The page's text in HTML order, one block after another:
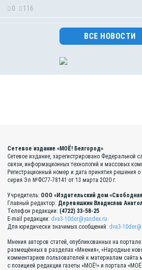
0 116
ВСЕ НОВОСТИ
Сетевое издание «МОЁ! Белгород»
Сетевое издание, зарегистрировано Федеральной
связи, информационных технологий и массовых
Регистрационный номер и дата принятия решения о
серия Эл №ФС77-78141 от 13 марта 2020 г.
Учредитель: ООО «Издательский дом
Главный редактор: Деревяшкин Владислав
Телефон редакции: (4722) 33-58-25
E-mail редакции: dva3-10der@yandex.ru
Для юридически значимых сообщений: dva3-
Мнения авторов статей, опубликованных на
размещённых в разделах «Мнения», «Народные
комментариев пользователей к материалам сайта
с позицией редакции газеты «МОЁ!» и портала